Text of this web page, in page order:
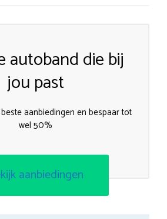
autoband die bij
jou past
aanbiedingen en bespaar tot
wel 50%
aanbiedingen